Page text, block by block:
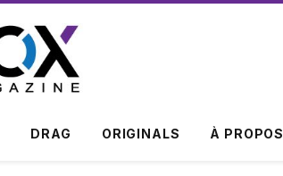
DRAG ORIGINALS À PROPOS